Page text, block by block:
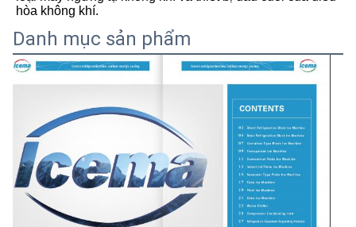
hòa không khí.
Danh mục sản phẩm